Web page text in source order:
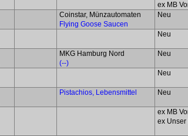
ex MB
Coinstar, Münzautomaten
FlyingGoose Saucen
Neu
Neu
MKG Hamburg Nord
(--)
Neu
Neu
Pistachios, Lebensmittel Neu
ex MB
ex Unser